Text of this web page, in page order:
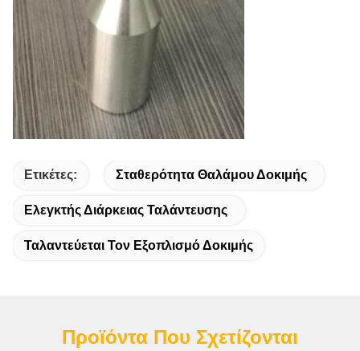
Ετικέτες: Σταθερότητα Θαλάμου Δοκιμής
Ελεγκτής Διάρκειας Ταλάντευσης
Ταλαντεύεται Τον Εξοπλισμό Δοκιμής
Προϊόντα Που Σχετίζονται